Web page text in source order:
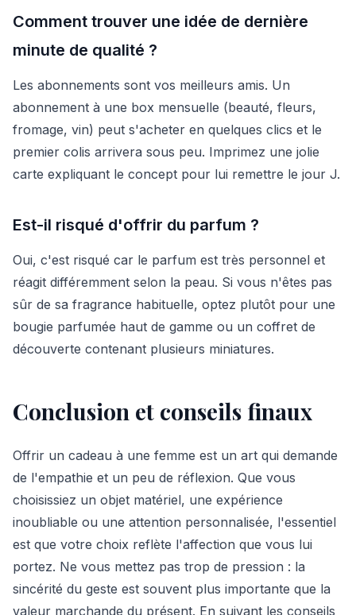
Comment trouver une idée de dernière
minute de qualité ?
Les abonnements sont vos meilleurs amis. Un
abonnement à une box mensuelle (beauté, fleurs,
fromage, vin) peut s'acheter en quelques clics et le
premier colis arrivera sous peu. Imprimez une jolie
carte expliquant le concept pour lui remettre le jour J.
Est-il risqué d'offrir du parfum ?
Oui, c'est risqué car le parfum est très personnel et
réagit différemment selon la peau. Si vous n'êtes pas
sûr de sa fragrance habituelle, optez plutôt pour une
bougie parfumée haut de gamme ou un coffret de
découverte contenant plusieurs miniatures.
Conclusion et conseils finaux
Offrir un cadeau à une femme est un art qui demande
de l'empathie et un peu de réflexion. Que vous
choisissiez un objet matériel, une expérience
inoubliable ou une attention personnalisée, l'essentiel
est que votre choix reflète l'affection que vous lui
portez. Ne vous mettez pas trop de pression : la
sincérité du geste est souvent plus importante que la
valeur marchande du présent. En suivant les conseils